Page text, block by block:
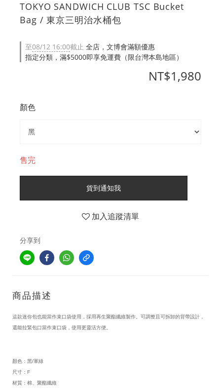
TOKYO SANDWICH CLUB TSC Bucket
Bag / 東京三明治水桶包
至08/12 16:00截止 全店，文博會滿額優惠
指定分類，滿$5000即享免運費（限台灣本島地區）
NT$1,980
顏色
售完
貨到通知我
加入追蹤清單
分享到
商品描述
這款迷你包也能當作束口袋使用，採用再生聚酯纖維製作。可調整且可拆卸的背帶設計，
還能拉緊包口當作束口袋，使用更靈活方便。
顏色：黑/軍綠
尺寸：F
材質：棉、聚酯纖維